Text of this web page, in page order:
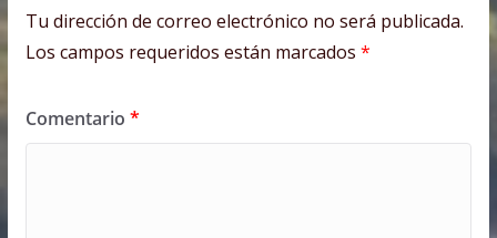
Tu dirección de correo electrónico no será publicada.
Los campos requeridos están marcados *
Comentario *